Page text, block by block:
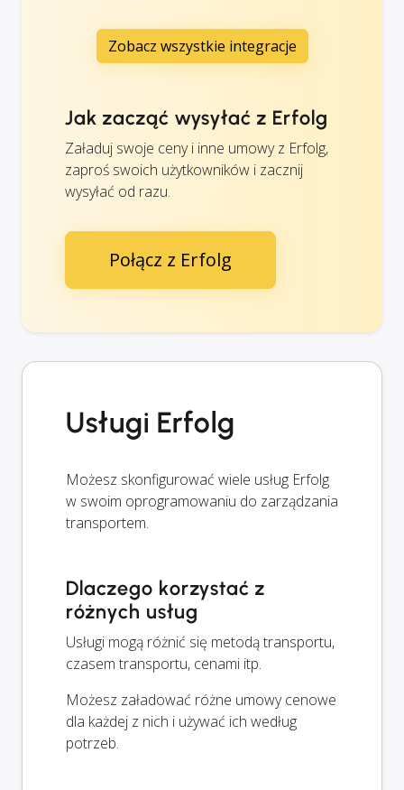
Zobacz wszystkie integracje
Jak zacząć wysyłać z Erfolg
Załaduj swoje ceny i inne umowy z Erfolg,
zaproś swoich użytkowników i zacznij
wysyłać od razu.
Połącz z Erfolg
Usługi Erfolg
Możesz skonfigurować wiele usług Erfolg
w swoim oprogramowaniu do zarządzania
transportem.
Dlaczego korzystać z
różnych usług
Usługi mogą różnić się metodą transportu,
czasem transportu, cenami itp.
Możesz załadować różne umowy cenowe
dla każdej z nich i używać ich według
potrzeb.